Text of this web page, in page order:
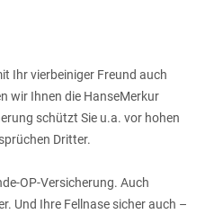
Ihr vierbeiniger Freund auch
wir Ihnen die HanseMerkur
schützt Sie u.a. vor hohen
Dritter.
OP-Versicherung. Auch
Und Ihre Fellnase sicher auch –